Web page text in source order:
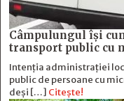
Câmpulungul îşi
transport public cu
Intenția administrației
public de persoane cu
deși […] Citește!